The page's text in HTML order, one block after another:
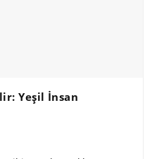
Yeşil İnsan